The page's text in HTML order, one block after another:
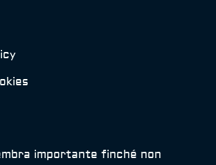
importante finché non